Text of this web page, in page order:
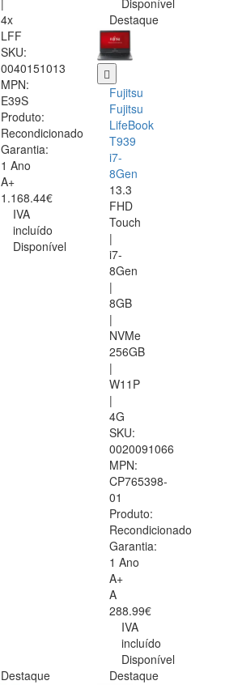
|
4x
LFF
SKU:
0040151013
MPN:
E39S
Produto:
Recondicionado
Garantia:
1 Ano
A+
1.168.44€
IVA
incluído
Disponível
Disponível
Destaque
Fujitsu
Fujitsu
LifeBook
T939
i7-
8Gen
13.3
FHD
Touch
|
i7-
8Gen
|
8GB
|
NVMe
256GB
|
W11P
|
4G
SKU:
0020091066
MPN:
CP765398-
01
Produto:
Recondicionado
Garantia:
1 Ano
A+
A
288.99€
IVA
incluído
Disponível
Destaque
Destaque